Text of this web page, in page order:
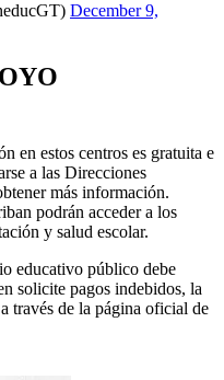
December 9,
en estos centros es gratuita e
a las Direcciones
más información.
podrán acceder a los
y salud escolar.
educativo público debe
solicite pagos indebidos, la
través de la página oficial de